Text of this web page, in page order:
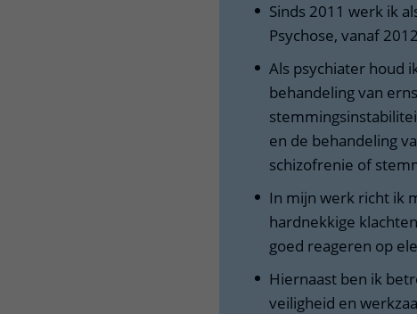
Sinds 2011 werk ik
Psychose, vanaf
Als psychiater houd
behandeling van
en de behandeling
schizofrenie of
In mijn werk richt ik
hardnekkige
goed reageren op
Hiernaast ben ik
veiligheid en